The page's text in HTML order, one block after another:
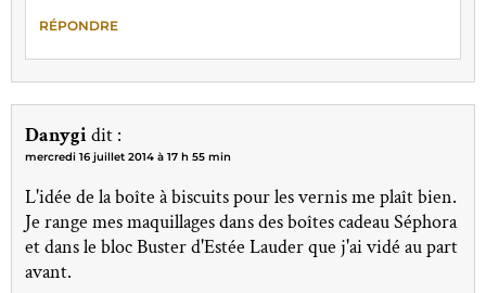
RÉPONDRE
Danygidit :
mercredi 16 juillet 2014 à 17 h 55 min
L'idée de la boîte à biscuits pour les vernis me plaît bien.
Je range mes maquillages dans des boîtes cadeau Séphora
et dans le bloc Buster d'Estée Lauder que j'ai vidé au part
avant.